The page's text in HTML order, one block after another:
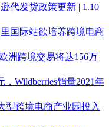
代发货政策更新 | 1.10
国际站欲培养跨境电商
洲跨境交易将达156万
Wildberries销量2021年
型跨境电商产业园投入